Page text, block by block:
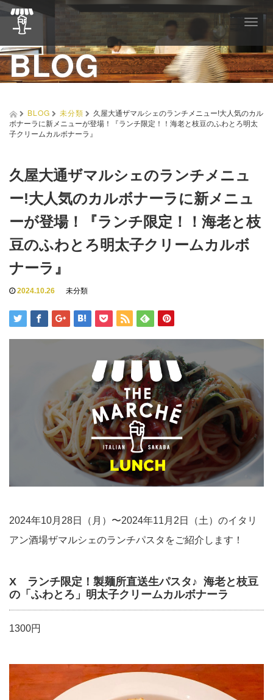
T
g
g
l
e
a
v
n
BLOG
BLOG 未分類
久屋大通ザマルシェのランチメニュー!大人気のカル
ボナーラに新メニューが登場！『ランチ限定！！海老と枝豆のふわとろ明太
子クリームカルボナーラ』
久屋大通ザマルシェのランチメニュ
ー!大人気のカルボナーラに新メニュ
ーが登場！『ランチ限定！！海老と枝
豆のふわとろ明太子クリームカルボ
ナーラ』
2024.10.26 未分類
2024年10月28日（月）〜2024年11月2日（土）のイタリ
アン酒場ザマルシェのランチパスタをご紹介します！
X ランチ限定！製麺所直送生パスタ♪ 海老と枝豆
の「ふわとろ」明太子クリームカルボナーラ
1300円